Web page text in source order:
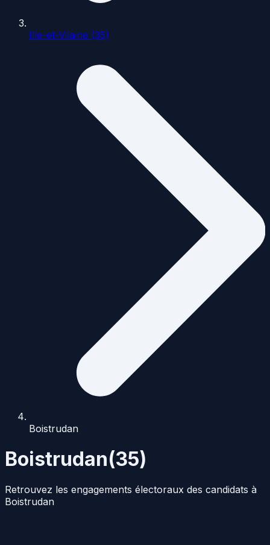
Ille-et-Vilaine (35)
Boistrudan
Boistrudan(35)
Retrouvez les engagements électoraux des candidats à
Boistrudan